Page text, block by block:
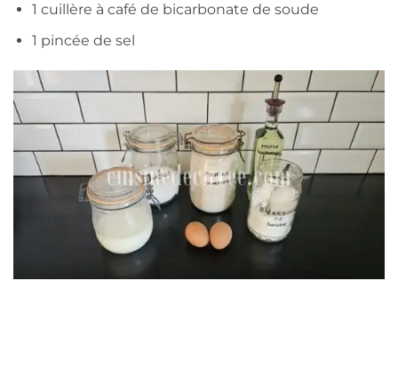
1 cuillère à café de bicarbonate de soude
1 pincée de sel